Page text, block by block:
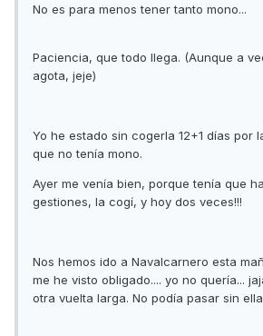
No es para menos tener tanto mono...
Paciencia, que todo llega. (Aunque a
agota, jeje)
Yo he estado sin cogerla 12+1 días por
que no tenía mono.
Ayer me venía bien, porque tenía que
gestiones, la cogí, y hoy dos veces!!!
Nos hemos ido a Navalcarnero esta
me he visto obligado.... yo no quería...
otra vuelta larga. No podía pasar sin